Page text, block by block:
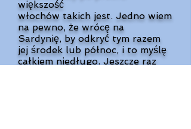
większość
włochów takich jest. Jedno wiem
na pewno, że wrócę na
Sardynię, by odkryć tym razem
jej środek lub północ, i to myślę
całkiem niedługo. Jeszcze raz